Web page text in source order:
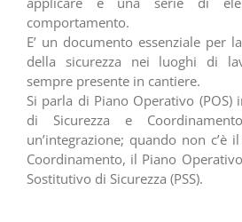
comportamento.
E’ un documento essenziale per
della sicurezza nei luoghi di
sempre presente in cantiere.
Si parla di Piano Operativo (POS)
di Sicurezza e
un’integrazione; quando non c’è
Coordinamento, il Piano
Sostitutivo di Sicurezza (PSS).